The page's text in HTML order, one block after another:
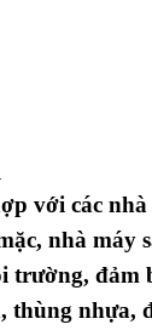
với các
nhà
đảm
thùng